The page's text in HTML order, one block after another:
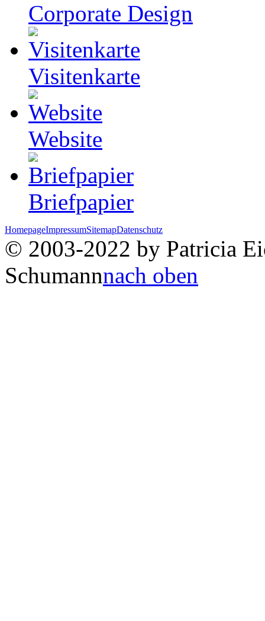
Corporate Design
Visitenkarte
Website
Briefpapier
HomepageImpressumSitemapDatenschutz
© 2003-2022 by Patricia
Schumannnach oben